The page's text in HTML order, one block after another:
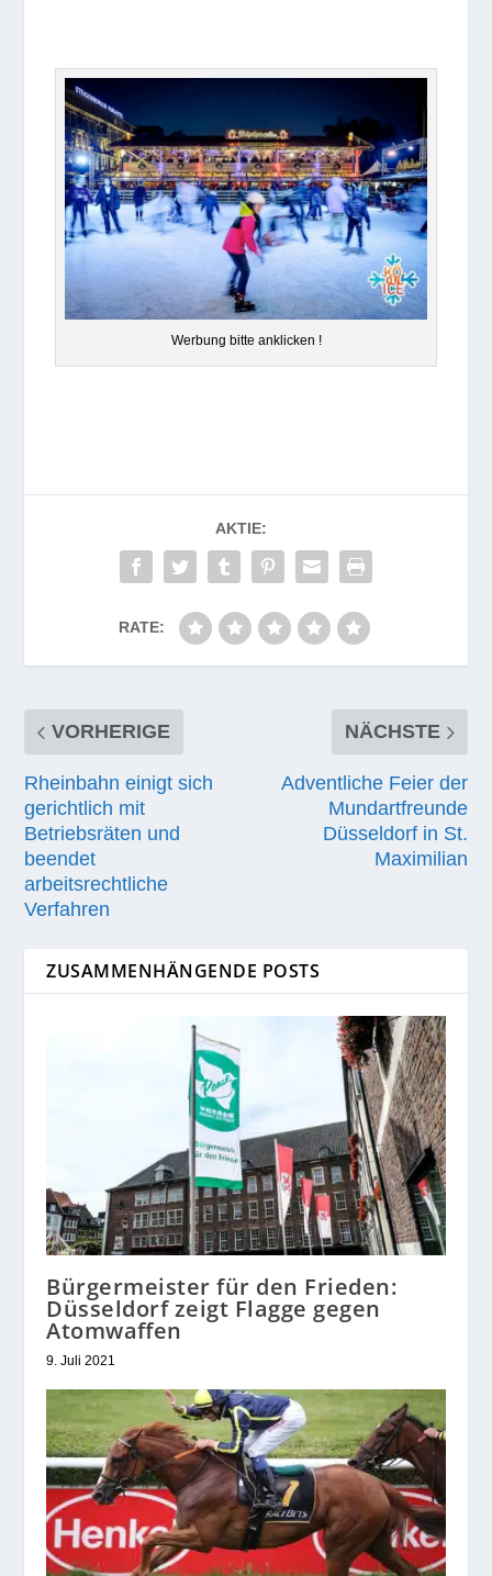
Wer­bung bitte anklicken !
AKTIE:
RATE:
VORHERIGE
Rheinbahn einigt sich
gerichtlich mit
Betriebsräten und
beendet
arbeitsrechtliche
Verfahren
NÄCHSTE
Adventliche Feier der
Mundartfreunde
Düsseldorf in St.
Maximilian
ZUSAMMENHÄNGENDE POSTS
Bürgermeister für den Frieden:
Düsseldorf zeigt Flagge gegen
Atomwaffen
9. Juli 2021